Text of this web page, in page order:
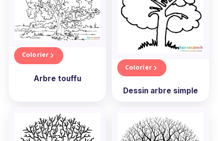
Colorier
Arbre touffu
Colorier
Dessin arbre simple